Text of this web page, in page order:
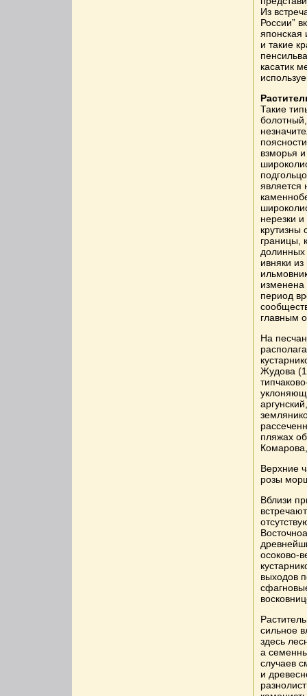
Из
России”
японская
и такие
касатик
Такие
взморья
является
нерезки
крутизны
границы,
ивняки
период
главным
На
Жудова
пляжах
Верхние
розы
Вблизи
осоково-
выходов
сильное
здесь
а
случаев
и